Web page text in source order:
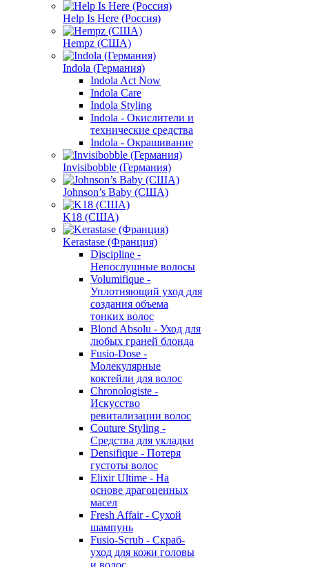
Help Is Here (Россия)
Hempz (США)
Indola (Германия)
Indola Act Now
Indola Care
Indola Styling
Indola - Окислители и
технические средства
Indola - Окрашивание
Invisibobble (Германия)
Johnson’s Baby (США)
K18 (США)
Kerastase (Франция)
Discipline -
Непослушные волосы
Volumifique -
Уплотняющий уход для
создания объема
тонких волос
Blond Absolu - Уход для
любых граней блонда
Fusio-Dose -
Молекулярные
коктейли для волос
Chronologiste -
Искусство
ревитализации волос
Couture Styling -
Средства для укладки
Densifique - Потеря
густоты волос
Elixir Ultime - На
основе драгоценных
масел
Fresh Affair - Сухой
шампунь
Fusio-Scrub - Скраб-
уход для кожи головы
и волос